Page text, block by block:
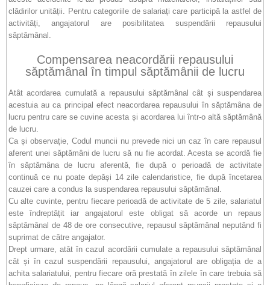
clădirilor unității. Pentru categoriile de salariați care participă la astfel de
activități, angajatorul are posibilitatea suspendării repausului
săptămânal.
Compensarea neacordării repausului
săptămânal în timpul săptămânii de lucru
Atât acordarea cumulată a repausului săptămânal cât și suspendarea
acestuia au ca principal efect neacordarea repausului în săptămâna de
lucru pentru care se cuvine acesta și acordarea lui într-o altă săptămână
de lucru.
Ca și observație, Codul muncii nu prevede nici un caz în care repausul
aferent unei săptămâni de lucru să nu fie acordat. Acesta se acordă fie
în săptămâna de lucru aferentă, fie după o perioadă de activitate
continuă ce nu poate depăși 14 zile calendaristice, fie după încetarea
cauzei care a condus la suspendarea repausului săptămânal.
Cu alte cuvinte, pentru fiecare perioadă de activitate de 5 zile, salariatul
este îndreptățit iar angajatorul este obligat să acorde un repaus
săptămânal de 48 de ore consecutive, repausul săptămânal neputând fi
suprimat de către angajator.
Drept urmare, atât în cazul acordării cumulate a repausului săptămânal
cât și în cazul suspendării repausului, angajatorul are obligația de a
achita salariatului, pentru fiecare oră prestată în zilele în care trebuia să